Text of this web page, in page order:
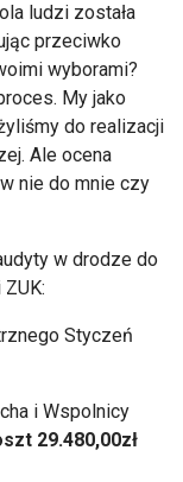
ludzi została
przeciwko
wyborami?
My jako
do realizacji
Ale ocena
nie do mnie czy
w drodze do
Styczeń
i Wspolnicy
29.480,00zł